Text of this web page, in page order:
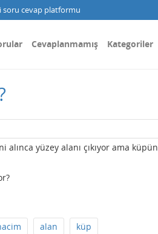
cevap platformu
Cevaplanmamış Kategoriler
yüzey alanı çıkıyor ama
alan küp